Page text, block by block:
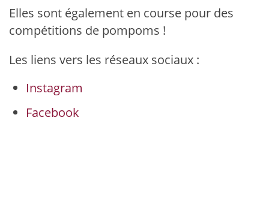
Elles sont également en course pour des
compétitions de pompoms !
Les liens vers les réseaux sociaux :
Instagram
Facebook